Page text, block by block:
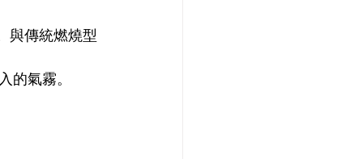
與傳統燃燒型
的氣霧。